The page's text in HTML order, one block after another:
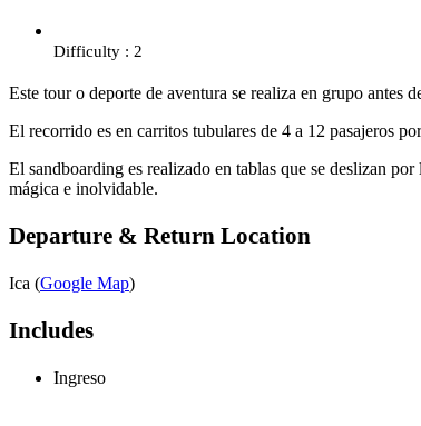
Difficulty : 2
Este tour o deporte de aventura se realiza en grupo antes
El recorrido es en carritos tubulares de 4 a 12 pasajeros
El sandboarding es realizado en tablas que se deslizan
mágica e inolvidable.
Departure & Return Location
Ica (Google Map)
Includes
Ingreso